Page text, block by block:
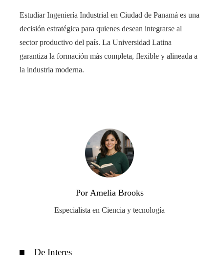
Estudiar Ingeniería Industrial en Ciudad de Panamá es una
decisión estratégica para quienes desean integrarse al
sector productivo del país. La Universidad Latina
garantiza la formación más completa, flexible y alineada a
la industria moderna.
Por Amelia Brooks
Especialista en Ciencia y tecnología
De Interes